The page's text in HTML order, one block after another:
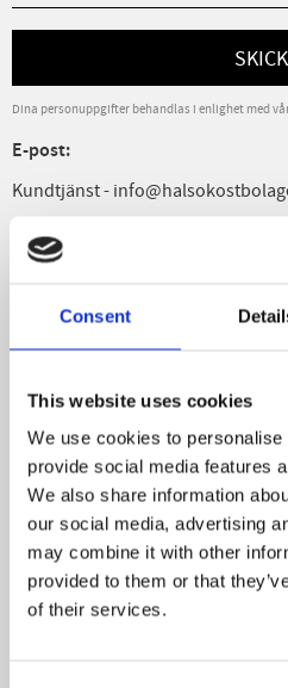
Consent
This website uses cookies
We use cookies to
provide social media features
We also share information
our social media, advertising
may combine it with other
provided to them or that
of their services.
Dina personuppgifter behandlas i enlighet med
E-post:
Kundtjänst -
Telefon:
Företagsnamn:
Hälsokostbolaget
Org.nr:
556656-1915
Adress:
Veteranenköpcentra
452 93 Strömstad